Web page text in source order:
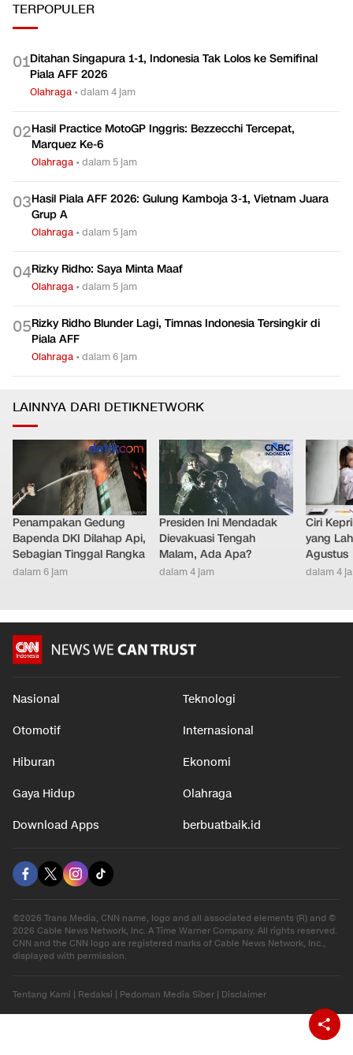
TERPOPULER
01Ditahan Singapura 1-1, Indonesia Tak Lolos ke Semifinal
Piala AFF 2026
Olahraga •dalam 4 jam
02Hasil Practice MotoGP Inggris: Bezzecchi Tercepat,
Marquez Ke-6
Olahraga •dalam 5 jam
03Hasil Piala AFF 2026: Gulung Kamboja 3-1, Vietnam Juara
Grup A
Olahraga •dalam 5 jam
04Rizky Ridho: Saya Minta Maaf
Olahraga •dalam 5 jam
05Rizky Ridho Blunder Lagi, Timnas Indonesia Tersingkir di
Piala AFF
Olahraga •dalam 6 jam
LAINNYA DARI DETIKNETWORK
Penampakan Gedung
Bapenda DKI Dilahap Api,
Sebagian Tinggal Rangka
dalam 6 jam
Presiden Ini Mendadak
Dievakuasi Tengah
Malam, Ada Apa?
dalam 4 jam
Ciri
yang
Agustus
dalam 4
Nasional Teknologi
Otomotif Internasional
Hiburan Ekonomi
Gaya Hidup Olahraga
Download Apps berbuatbaik.id
©2026 Trans Media, CNN name, logo and all associated elements (R) and ©
2026 Cable News Network, Inc. A Time Warner Company. All rights reserved.
CNN and the CNN logo are registered marks of Cable News Network, Inc.,
displayed with permission.
Tentang Kami | Redaksi | Pedoman Media Siber | Disclaimer